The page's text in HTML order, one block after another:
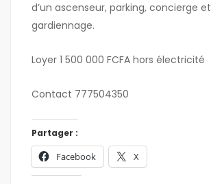
d’un ascenseur, parking, concierge et
gardiennage.
Loyer 1 500 000 FCFA hors électricité
Contact 777504350
Partager :
Facebook X